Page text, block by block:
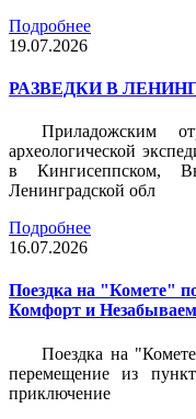
Подробнее
19.07.2026
РАЗВЕДКИ В
Приладожским
археологической
в Кингисеппском,
Ленинградской обл
Подробнее
16.07.2026
Поездка на "Комете"
Комфорт и
Поездка на
перемещение из
приключение